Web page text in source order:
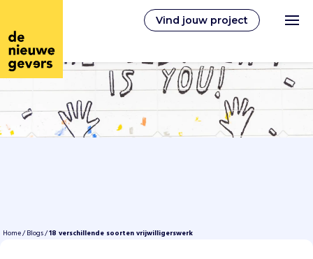
Vind jouw project
Nederlands
Over ons
Home/Blogs/18 verschillende soorten vrijwilligerswerk